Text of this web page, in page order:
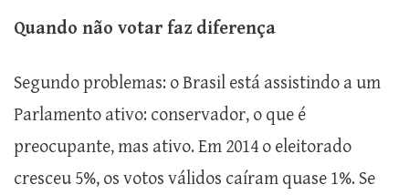
Quando não votar faz diferença
Segundo problemas: o Brasil está assistindo a um
Parlamento ativo: conservador, o que é
preocupante, mas ativo. Em 2014 o eleitorado
cresceu 5%, os votos válidos caíram quase 1%. Se